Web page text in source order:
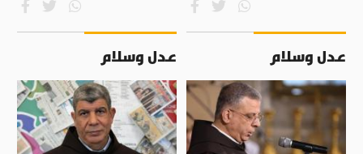
عدل وسلام عدل وسلام